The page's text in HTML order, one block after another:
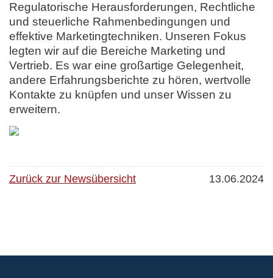
Regulatorische Herausforderungen, Rechtliche
und steuerliche Rahmenbedingungen und
effektive Marketingtechniken. Unseren Fokus
legten wir auf die Bereiche Marketing und
Vertrieb. Es war eine großartige Gelegenheit,
andere Erfahrungsberichte zu hören, wertvolle
Kontakte zu knüpfen und unser Wissen zu
erweitern.
Zurück zur Newsübersicht 13.06.2024